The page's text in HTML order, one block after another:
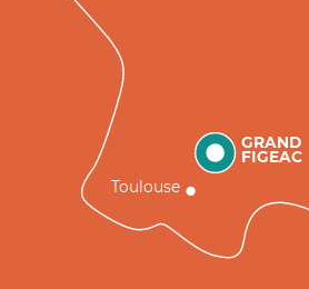
GRAND
FIGEAC
Toulouse